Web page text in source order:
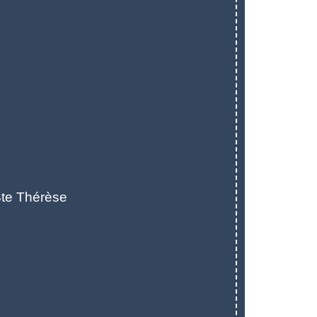
Thérèse